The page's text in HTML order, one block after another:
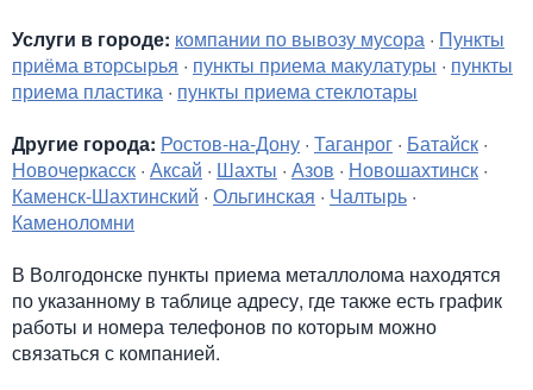
Услуги в городе: компании по вывозу мусора · Пункты
приёма вторсырья · пункты приема макулатуры · пункты
приема пластика · пункты приема стеклотары
Другие города: Ростов-на-Дону · Таганрог · Батайск ·
Новочеркасск · Аксай · Шахты · Азов · Новошахтинск ·
Каменск-Шахтинский · Ольгинская · Чалтырь ·
Каменоломни
В Волгодонске пункты приема металлолома находятся
по указанному в таблице адресу, где также есть график
работы и номера телефонов по которым можно
связаться с компанией.